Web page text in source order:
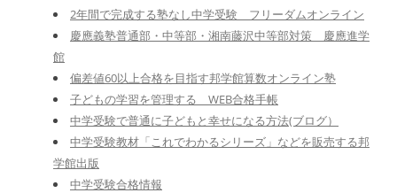
2年間で完成する塾なし中学受験 フリーダムオンライン
慶應義塾普通部・中等部・湘南藤沢中等部対策 慶應進学
館
偏差値60以上合格を目指す邦学館算数オンライン塾
子どもの学習を管理する WEB合格手帳
中学受験で普通に子どもと幸せになる方法(ブログ）
中学受験教材「これでわかるシリーズ」などを販売する邦
学館出版
中学受験合格情報